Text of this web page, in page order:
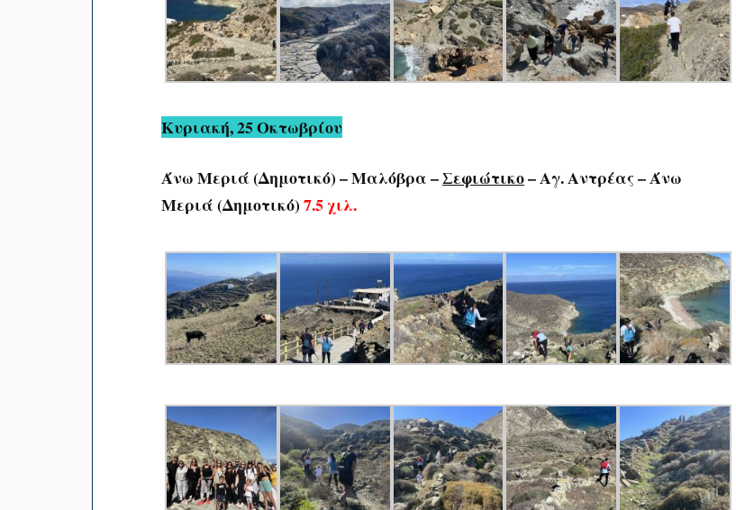
Κυριακή, 25 Οκτωβρίου
Άνω Μεριά (Δημοτικό) – Μαλόβρα –Σεφιώτικο– Αγ. Αντρέας – Άνω
Μεριά (Δημοτικό)7.5 χιλ.